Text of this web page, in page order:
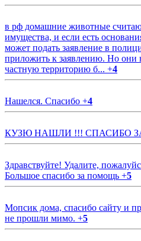
в рф домашние животные
имущества, и если есть
может подать заявление в
приложить к заявлению. Но они
частную территорию б... +4
Нашелся. Спасибо +4
КУЗЮ НАШЛИ !!! СПАСИБО
Здравствуйте! Удалите,
Большое спасибо за помощь +5
Мопсик дома, спасибо сайту и
не прошли мимо. +5